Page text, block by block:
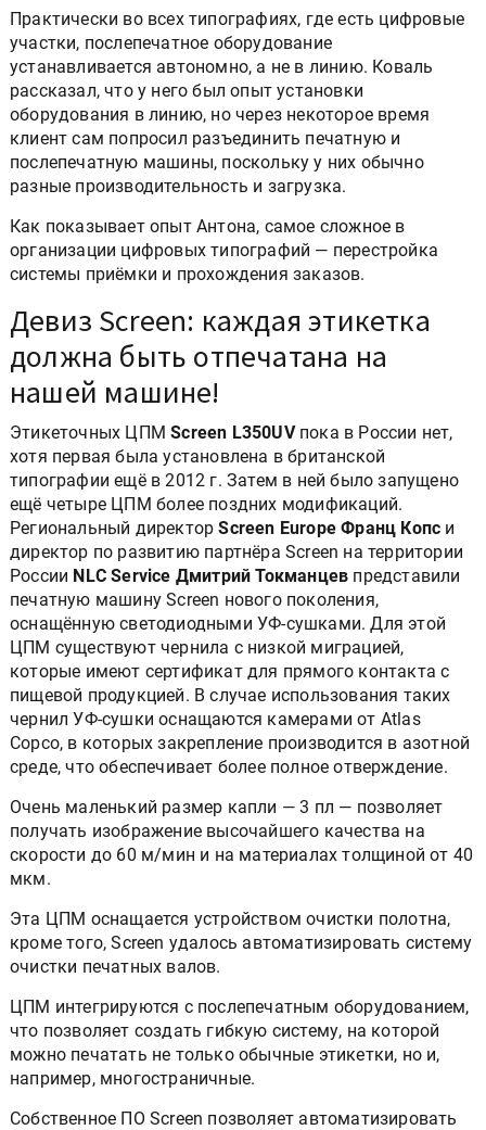
Практически во всех типографиях, где есть цифровые
участки, послепечатное оборудование
устанавливается автономно, а не в линию. Коваль
рассказал, что у него был опыт установки
оборудования в линию, но через некоторое время
клиент сам попросил разъединить печатную и
послепечатную машины, поскольку у них обычно
разные производительность и загрузка.
Как показывает опыт Антона, самое сложное в
организации цифровых типографий — перестройка
системы приёмки и прохождения заказов.
Девиз Screen: каждая этикетка
должна быть отпечатана на
нашей машине!
Этикеточных ЦПМScreen L350UVпока в России нет,
хотя первая была установлена в британской
типографии ещё в 2012 г. Затем в ней было запущено
ещё четыре ЦПМ более поздних модификаций.
Региональный директорScreen Europe Франц Копс и
директор по развитию партнёра Screen на территории
России NLC Service Дмитрий Токманцев представили
печатную машину Screen нового поколения,
оснащённую светодиодными УФ-сушками. Для этой
ЦПМ существуют чернила с низкой миграцией,
которые имеют сертификат для прямого контакта с
пищевой продукцией. В случае использования таких
чернил УФ-сушки оснащаются камерами от Atlas
Copco, в которых закрепление производится в азотной
среде, что обеспечивает более полное отверждение.
Очень маленький размер капли — 3 пл — позволяет
получать изображение высочайшего качества на
скорости до 60 м/мин и на материалах толщиной от 40
мкм.
Эта ЦПМ оснащается устройством очистки полотна,
кроме того, Screen удалось автоматизировать систему
очистки печатных валов.
ЦПМ интегрируются с послепечатным оборудованием,
что позволяет создать гибкую систему, на которой
можно печатать не только обычные этикетки, но и,
например, многостраничные.
Собственное ПО Screen позволяет автоматизировать